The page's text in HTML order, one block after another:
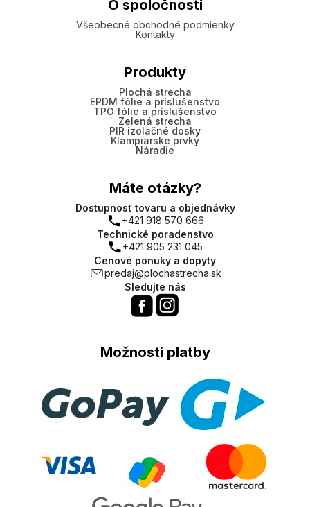
O spoločnosti
Všeobecné obchodné podmienky
Kontakty
Produkty
Plochá strecha
EPDM fólie a príslušenstvo
TPO fólie a príslušenstvo
Zelená strecha
PIR izolačné dosky
Klampiarske prvky
Náradie
Máte otázky?
Dostupnosť tovaru a objednávky
+421 918 570 666
Technické poradenstvo
+421 905 231 045
Cenové ponuky a dopyty
predaj@plochastrecha.sk
Sledujte nás
Možnosti platby